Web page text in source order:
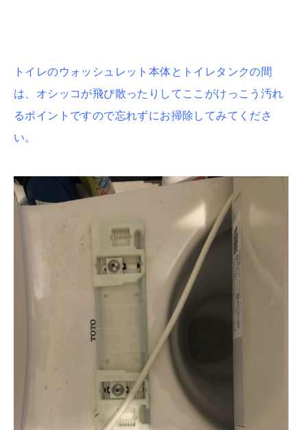
トイレのウォッシュレット本体とトイレタンクの間
は、 オシッコが飛び散ったりしてここがけっこう汚れ
るポイントですので忘れずにお掃除してみてくださ
い。